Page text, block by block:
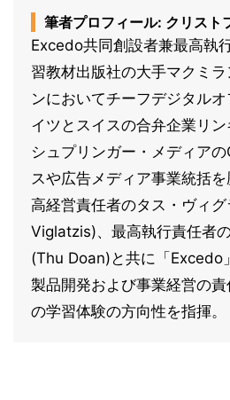
筆者プロフィール: クリスト
Excedo共同創設者兼最高執
習教材出版社の大手マクミ
ンにおいてチーフデジタル
イツとスイスの合弁企業リン
シュプリンガー・メディア
スや広告メディア事業統括
高経営責任者のタス・ヴィ
Viglatzis)、最高執行責任者
(Thu Doan)と共に「Excedo
製品開発および事業経営の
の学習体験の方向性を指揮。